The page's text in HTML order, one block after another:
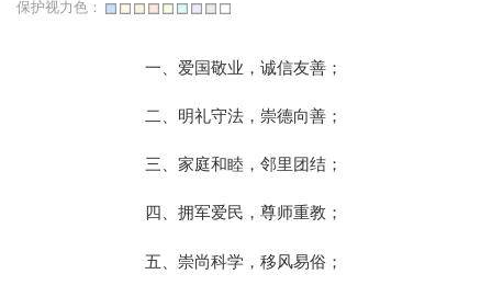
保护视力色：
一、爱国敬业，诚信友善；
二、明礼守法，崇德向善；
三、家庭和睦，邻里团结；
四、拥军爱民，尊师重教；
五、崇尚科学，移风易俗；